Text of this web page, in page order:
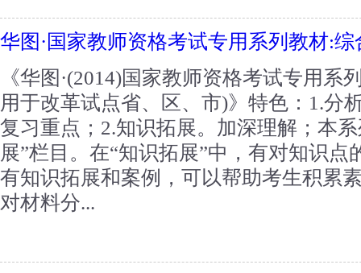
华图·国家教师资格考试专用系列教材:综
《华图·(2014)国家教师资格考试专用系
用于改革试点省、区、市)》特色：1.分
复习重点；2.知识拓展。加深理解；本
展”栏目。在“知识拓展”中，有对知识
有知识拓展和案例，可以帮助考生积累
对材料分...